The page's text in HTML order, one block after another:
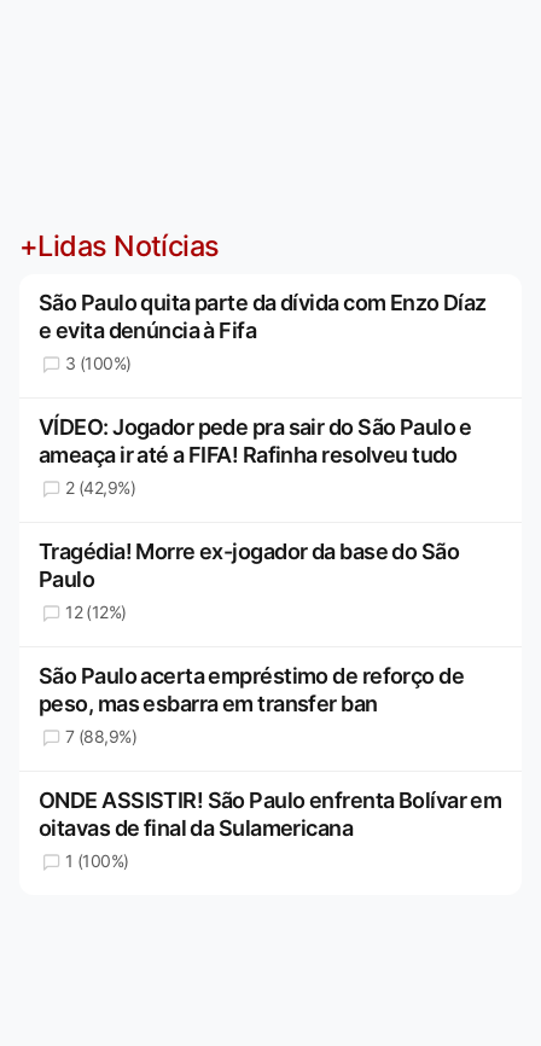
+Lidas Notícias
São Paulo quita parte da dívida com Enzo Díaz
e evita denúncia à Fifa
3 (100%)
VÍDEO: Jogador pede pra sair do São Paulo e
ameaça ir até a FIFA! Rafinha resolveu tudo
2 (42,9%)
Tragédia! Morre ex-jogador da base do São
Paulo
12 (12%)
São Paulo acerta empréstimo de reforço de
peso, mas esbarra em transfer ban
7 (88,9%)
ONDE ASSISTIR! São Paulo enfrenta Bolívar em
oitavas de final da Sulamericana
1 (100%)